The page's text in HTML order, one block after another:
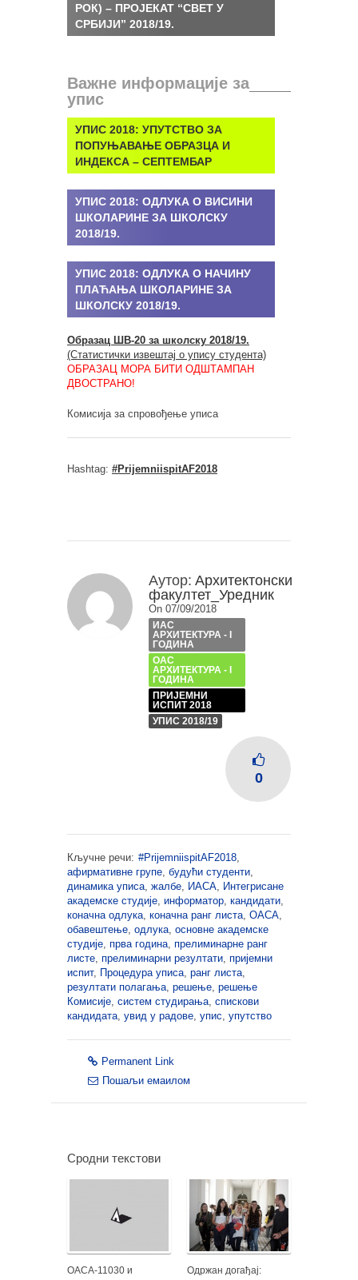
РОК) – ПРОЈЕКАТ “СВЕТ У
СРБИЈИ” 2018/19.
Важне информације за
упис
УПИС 2018: УПУТСТВО ЗА
ПОПУЊАВАЊЕ ОБРАЗЦА И
ИНДЕКСА – СЕПТЕМБАР
УПИС 2018: ОДЛУКА О ВИСИНИ
ШКОЛАРИНЕ ЗА ШКОЛСКУ
2018/19.
УПИС 2018: ОДЛУКА О НАЧИНУ
ПЛАЋАЊА ШКОЛАРИНЕ ЗА
ШКОЛСКУ 2018/19.
Образац ШВ-20 за школску 2018/19.
(Статистички извештај о упису студента)
ОБРАЗАЦ МОРА БИТИ ОДШТАМПАН
ДВОСТРАНО!
Комисија за спровођење уписа
Hashtag: #PrijemniispitAF2018
Аутор: Архитектонски
факултет_Уредник
On 07/09/2018
ИАС
АРХИТЕКТУРА - I
ГОДИНА
ОАС
АРХИТЕКТУРА - I
ГОДИНА
ПРИЈЕМНИ
ИСПИТ 2018
УПИС 2018/19
0
Кључне речи: #PrijemniispitAF2018,
афирмативне групе, будући студенти,
динамика уписа, жалбе, ИАСА, Интегрисане
академске студије, информатор, кандидати,
коначна одлука, коначна ранг листа, ОАСА,
обавештење, одлука, основне академске
студије, прва година, прелиминарне ранг
листе, прелиминарни резултати, пријемни
испит, Процедура уписа, ранг листа,
резултати полагања, решење, решење
Комисије, систем студирања, спискови
кандидата, увид у радове, упис, упутство
Permanent Link
Пошаљи емаилом
Сродни текстови
ОАСА-11030 и
Одржан догађај: